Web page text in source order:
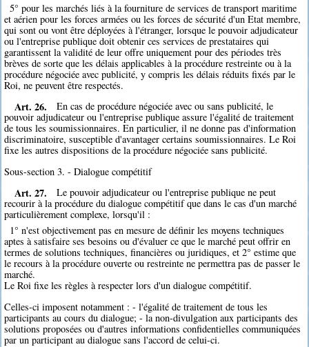
5° pour les marchés liés à la fourniture de services de transport maritime
et aérien pour les forces armées ou les forces de sécurité d'un Etat membre,
qui sont ou vont être déployées à l'étranger, lorsque le pouvoir adjudicateur
ou l'entreprise publique doit obtenir ces services de prestataires qui
garantissent la validité de leur offre uniquement pour des périodes très
brèves de sorte que les délais applicables à la procédure restreinte ou à la
procédure négociée avec publicité, y compris les délais réduits fixés par le
Roi, ne peuvent être respectés.
Art. 26.
En cas de procédure négociée avec ou sans publicité, le
pouvoir adjudicateur ou l'entreprise publique assure l'égalité de traitement
de tous les soumissionnaires. En particulier, il ne donne pas d'information
discriminatoire, susceptible d'avantager certains soumissionnaires. Le Roi
fixe les autres dispositions de la procédure négociée sans publicité.
Sous-section 3. - Dialogue compétitif
Art. 27.
Le pouvoir adjudicateur ou l'entreprise publique ne peut
recourir à la procédure du dialogue compétitif que dans le cas d'un marché
particulièrement complexe, lorsqu'il :
1° n'est objectivement pas en mesure de définir les moyens techniques
aptes à satisfaire ses besoins ou d'évaluer ce que le marché peut offrir en
termes de solutions techniques, financières ou juridiques, et 2° estime que
le recours à la procédure ouverte ou restreinte ne permettra pas de passer le
marché.
Le Roi fixe les règles à respecter lors d'un dialogue compétitif.
Celles-ci imposent notamment : - l'égalité de traitement de tous les
participants au cours du dialogue; - la non-divulgation aux participants des
solutions proposées ou d'autres informations confidentielles communiquées
par un participant au dialogue sans l'accord de celui-ci.